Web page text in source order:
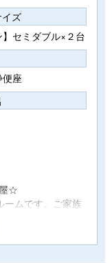
ズ
】セミダブル×２台
座
☆
ームです。ご家族
した寝具等もご用